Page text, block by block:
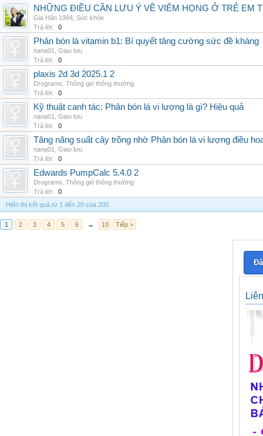
NHỮNG ĐIỀU CẦN LƯU Ý VỀ VIÊM HỌNG Ở TRẺ EM
Gia Hân 1994 Sức khỏe
Trả lời:
0
Phân bón lá vitamin b1: Bí quyết tăng cường sức đề kháng
nana01
Giao lưu
Trả lời:
0
plaxis 2d 3d 2025.1 2
Drograms Thông gió thông thường
Trả lời:
0
Kỹ thuật canh tác: Phân bón lá vi lượng là gì? Hiệu quả
nana01
Giao lưu
Trả lời:
0
Tăng năng suất cây trồng nhờ Phân bón lá vi lượng điều
nana01
Giao lưu
Trả lời:
0
Edwards PumpCalc 5.4.0 2
Drograms Thông gió thông thường
Trả lời:
0
Hiển thị kết quả từ 1 đến 20 của 200
1 2 3 4 5 6 → 10 Tiếp >